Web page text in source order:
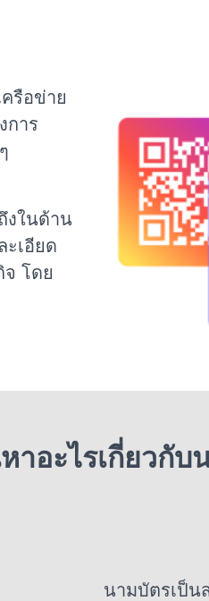
รือข่าย
การ
งในด้าน
เอียด
จ โดย
อะไรเกี่ยวกับ
นามบัตรเป็น